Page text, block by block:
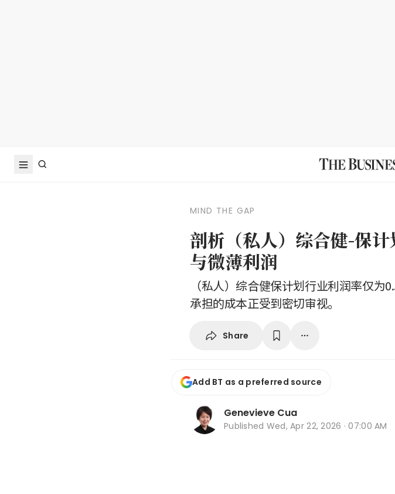
MIND THE GAP
剖析（私人）综合健-保
与微薄利润
（私人）综合健保计划行业利润率仅
承担的成本正受到密切审视。
Share
Add BT as a preferred source
Genevieve Cua
Published Wed, Apr 22, 2026 · 07:00 AM